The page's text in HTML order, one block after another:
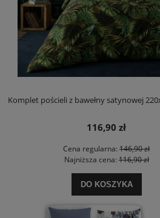
Komplet pościeli z bawełny satynowej
116,90 zł
Cena regularna: 146,90 zł
Najniższa cena:116,90 zł
DO KOSZYKA